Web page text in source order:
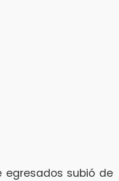
egresados subió de